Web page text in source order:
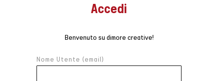
Accedi
Benvenuto su dimore creative!
Nome Utente (email)